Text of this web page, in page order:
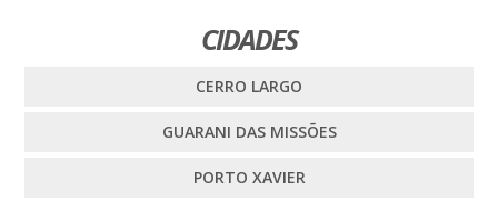
CIDADES
CERRO LARGO
GUARANI DAS MISSÕES
PORTO XAVIER